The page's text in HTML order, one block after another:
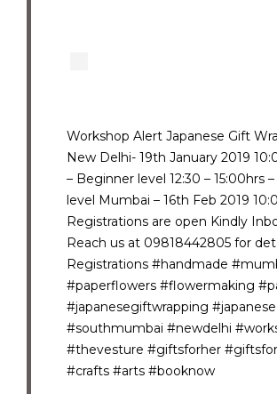
Workshop Alert Japanese Gift
New Delhi- 19th January 2019
– Beginner level 12:30 – 15:00hrs
level Mumbai – 16th Feb 2019
Registrations are open Kindly
Reach us at 09818442805 for
Registrations #handmade
#paperflowers #flowermaking
#japanesegiftwrapping
#southmumbai #newdelhi
#thevesture #giftsforher
#crafts #arts #booknow